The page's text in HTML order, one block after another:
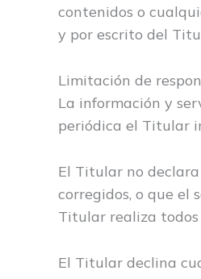
contenidos o
y por escrito del
Limitación de
La información y
periódica el Titular
El Titular no
corregidos, o que el
Titular realiza todos
El Titular declina